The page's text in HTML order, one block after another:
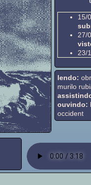
15/
27/
23/
11/
06/
05/
lendo:
murilo
ouvindo:
occident